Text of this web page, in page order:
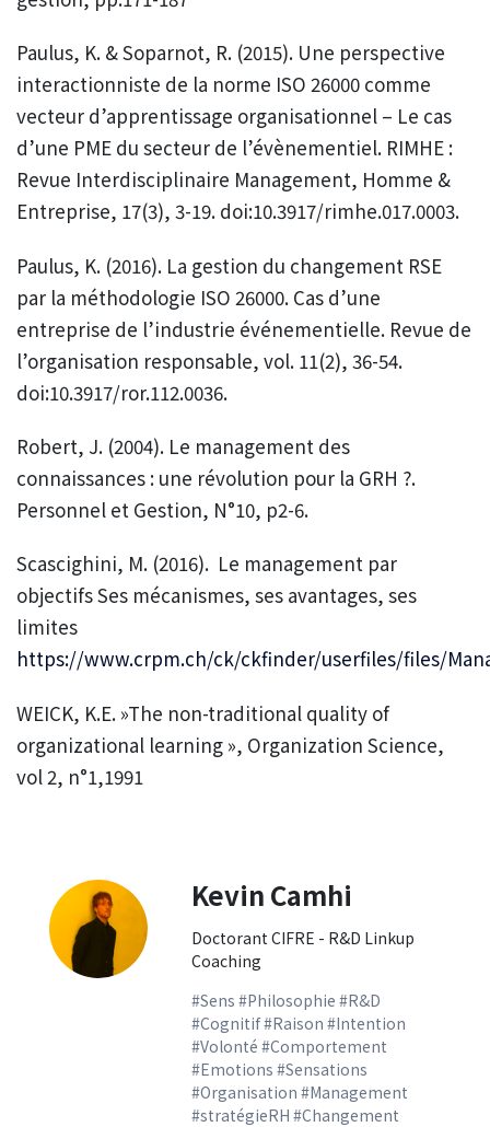
Paulus, K. & Soparnot, R. (2015). Une perspective
interactionniste de la norme ISO 26000 comme
vecteur d’apprentissage organisationnel – Le cas
d’une PME du secteur de l’évènementiel. RIMHE :
Revue Interdisciplinaire Management, Homme &
Entreprise, 17(3), 3-19. doi:10.3917/rimhe.017.0003.
Paulus, K. (2016). La gestion du changement RSE
par la méthodologie ISO 26000. Cas d’une
entreprise de l’industrie événementielle. Revue de
l’organisation responsable, vol. 11(2), 36-54.
doi:10.3917/ror.112.0036.
Robert, J. (2004). Le management des
connaissances : une révolution pour la GRH ?.
Personnel et Gestion, N°10, p2-6.
Scascighini, M. (2016). Le management par
objectifs Ses mécanismes, ses avantages, ses
limites
https://www.crpm.ch/ck/ckfinder/userfiles/files/
WEICK, K.E. »The non-traditional quality of
organizational learning », Organization Science,
vol 2, n°1,1991
Kevin Camhi
Doctorant CIFRE - R&D Linkup
Coaching
#Sens #Philosophie #R&D
#Cognitif #Raison #Intention
#Volonté #Comportement
#Emotions #Sensations
#Organisation #Management
#stratégieRH #Changement